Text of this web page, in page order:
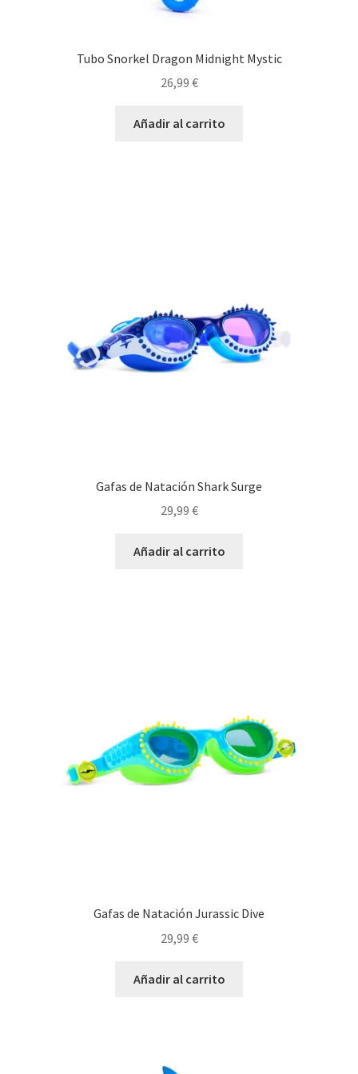
Tubo Snorkel Dragon Midnight Mystic
26,99 €
Añadir al carrito
Gafas de Natación Shark Surge
29,99 €
Añadir al carrito
Gafas de Natación Jurassic Dive
29,99 €
Añadir al carrito